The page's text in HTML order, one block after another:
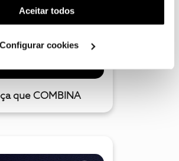
personalizada). Pode gerir a
clicando em "Configurar
Aceitar todos
Configurar cookies
que COMBINA